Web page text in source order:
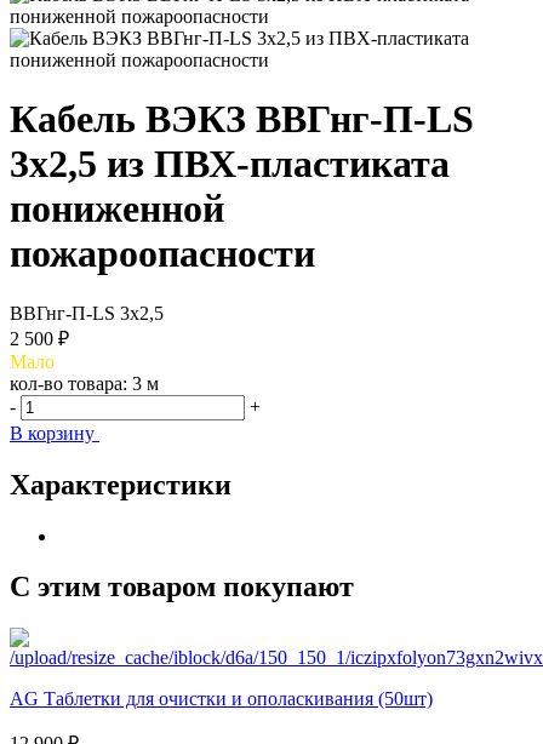
Кабель ВЭКЗ ВВГнг-П-LS
3х2,5 из ПВХ-пластиката
пониженной
пожароопасности
ВВГнг-П-LS 3х2,5
2 500 ₽
Мало
кол-во товара: 3 м
-
+
В корзину
Характеристики
С этим товаром покупают
AG Таблетки для очистки и ополаскивания (50шт)